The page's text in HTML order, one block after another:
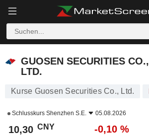
GUOSEN SECURITIES CO., LTD.
GUOSEN SECURITIES CO.,
LTD.
Kurse Guosen Securities Co., Ltd.
Schlusskurs Shenzhen S.E. 05.08.2026
10,30 CNY -0,10 %